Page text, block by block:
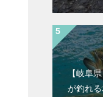
【岐阜
が釣れ